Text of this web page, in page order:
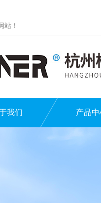
站！
我们 产品中